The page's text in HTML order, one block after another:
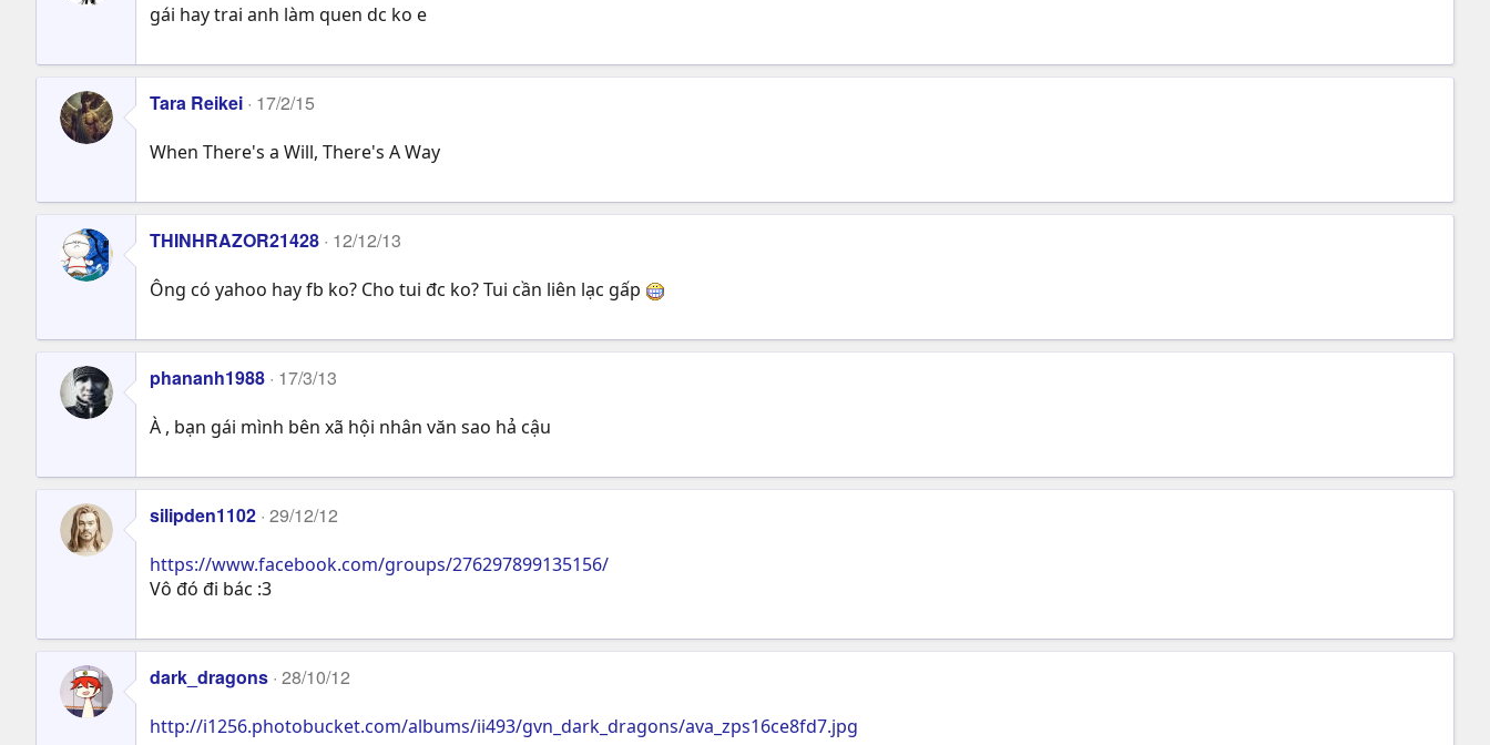
gái hay trai anh làm quen dc ko e
Tara Reikei 17/2/15
When There's a Will, There's A Way
THINHRAZOR21428 12/12/13
Ông có yahoo hay fb ko? Cho tui đc ko? Tui cần liên lạc gấp
phananh1988 17/3/13
À , bạn gái mình bên xã hội nhân văn sao hả cậu
silipden1102 29/12/12
https://www.facebook.com/groups/276297899135156/
Vô đó đi bác :3
dark_dragons 28/10/12
http://i1256.photobucket.com/albums/ii493/gvn_dark_dragons/ava_zps16ce8fd7.jpg